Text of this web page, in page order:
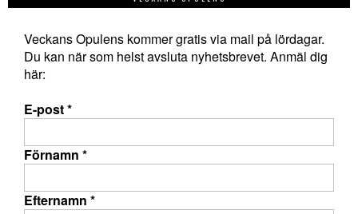
Veckans Opulens kommer gratis via mail på lördagar.
Du kan när som helst avsluta nyhetsbrevet. Anmäl dig
här:
E-post*
Förnamn *
Efternamn *